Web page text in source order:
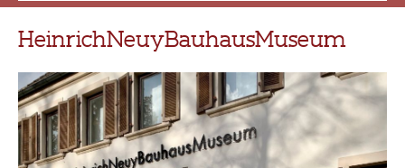
HeinrichNeuyBauhausMuseum